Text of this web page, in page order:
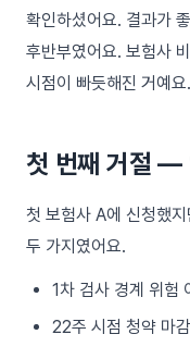
확인하셨어요. 결과가
후반부였어요. 보험사
시점이 빠듯해진 거예요.
첫 번째 거절 —
첫 보험사 A에 신청했
두 가지였어요.
1차 검사 경계 위험
22주 시점 청약 마